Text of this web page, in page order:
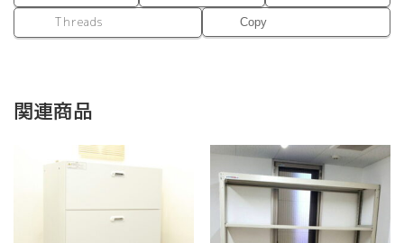
Threads
Copy
関連商品